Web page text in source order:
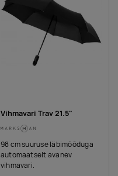
Vihmavari Trav 21.5"
98 cm suuruse läbimõõduga
automaatselt avanev
vihmavari.